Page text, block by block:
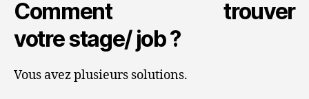
Comment trouver
votre stage/ job ?
Vous avez plusieurs solutions.